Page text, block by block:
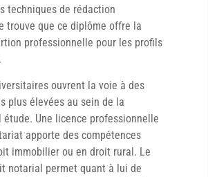
techniques de rédaction
trouve que ce diplôme offre la
professionnelle pour les profils
ouvrent la voie à des
plus élevées au sein de la
étude. Une licence professionnelle
apporte des compétences
immobilier ou en droit rural. Le
notarial permet quant à lui de